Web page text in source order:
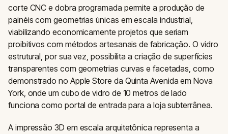
corte CNC e dobra programada permite a produção de
painéis com geometrias únicas em escala industrial,
viabilizando economicamente projetos que seriam
proibitivos com métodos artesanais de fabricação. O vidro
estrutural, por sua vez, possibilita a criação de superfícies
transparentes com geometrias curvas e facetadas, como
demonstrado no Apple Store da Quinta Avenida em Nova
York, onde um cubo de vidro de 10 metros de lado
funciona como portal de entrada para a loja subterrânea.
A impressão 3D em escala arquitetônica representa a